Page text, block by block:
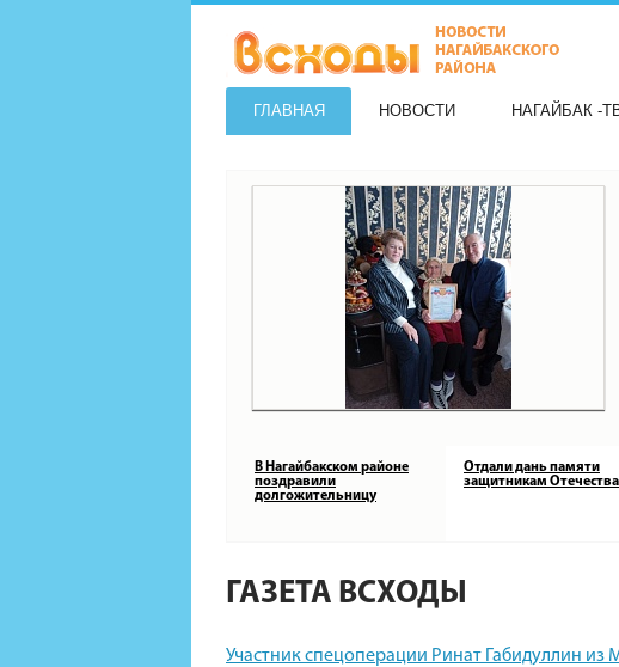
ГЛАВНАЯ НОВОСТИ НАГАЙБАК -
В Нагайбакском районе
поздравили
долгожительницу
Отдали дань памяти
защитникам Отечества
ГАЗЕТА ВСХОДЫ
Участник спецоперации Ринат Габидуллин из